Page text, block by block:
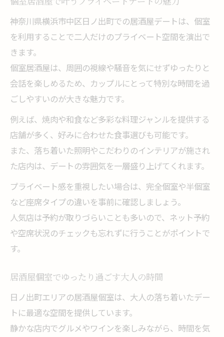
個室居酒屋で叶うプライベートデートの魅力
神奈川県横浜市中区日ノ出町での居酒屋デートは、個室
を利用することで二人だけのプライベート空間を演出で
きます。
個室居酒屋は、周囲の視線や騒音を気にせずゆったりと
会話を楽しめるため、カップルにとって特別な時間を過
ごしやすいのが大きな魅力です。
例えば、焼肉や和食など多彩な料理ジャンルを提供する
店舗が多く、好みに合わせた食事選びも可能です。
また、落ち着いた照明やこだわりのインテリアが施され
た店内は、デートの雰囲気を一層盛り上げてくれます。
プライベート感を重視したい場合は、完全個室や半個室
など座席タイプの違いを事前に確認しましょう。
人気店は予約が取りづらいことも多いので、ネット予約
や空席状況のチェックも忘れずに行うことがポイントで
す。
居酒屋個室でゆったり過ごす大人の時間
日ノ出町エリアの居酒屋個室は、大人の落ち着いたデー
トに最適な空間を提供しています。
静かな店内でグルメやワインを楽しみながら、時間を気